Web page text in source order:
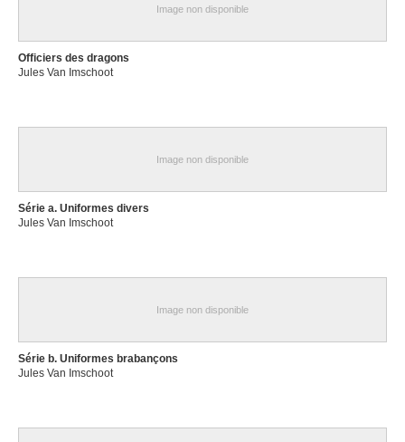
Image non disponible
Officiers des dragons
Jules Van Imschoot
Image non disponible
Série a. Uniformes divers
Jules Van Imschoot
Image non disponible
Série b. Uniformes brabançons
Jules Van Imschoot